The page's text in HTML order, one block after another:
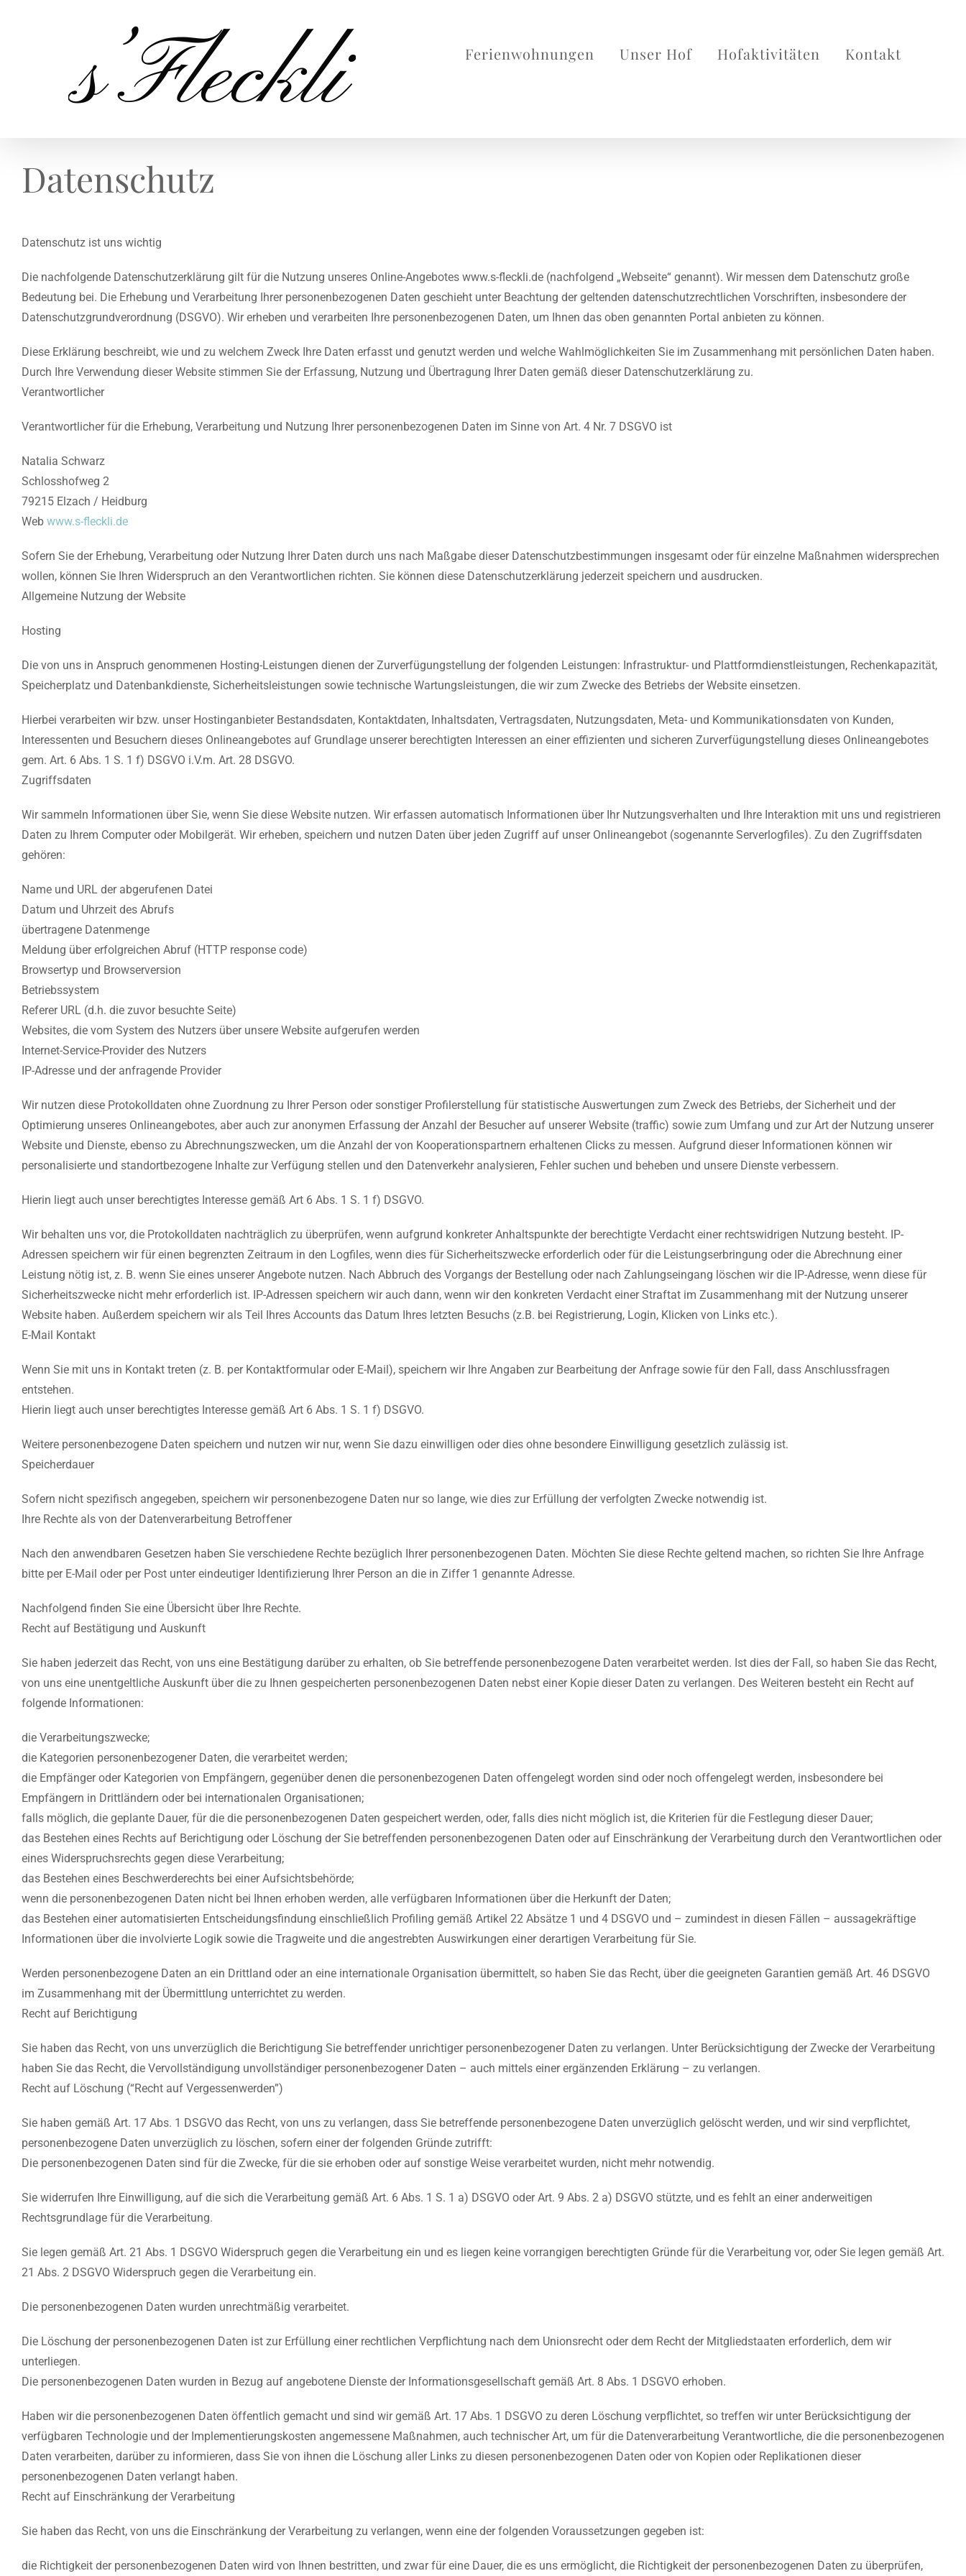
Ferienwohnungen Unser Hof Hofaktivitäten Kontakt
Datenschutz
Datenschutz ist uns wichtig
Die nachfolgende Datenschutzerklärung gilt für die Nutzung unseres Online-Angebotes www.s-fleckli.de (nachfolgend „Webseite“ genannt). Wir messen dem Datenschutz große
Bedeutung bei. Die Erhebung und Verarbeitung Ihrer personenbezogenen Daten geschieht unter Beachtung der geltenden datenschutzrechtlichen Vorschriften, insbesondere der
Datenschutzgrundverordnung (DSGVO). Wir erheben und verarbeiten Ihre personenbezogenen Daten, um Ihnen das oben genannten Portal anbieten zu können.
Diese Erklärung beschreibt, wie und zu welchem Zweck Ihre Daten erfasst und genutzt werden und welche Wahlmöglichkeiten Sie im Zusammenhang mit persönlichen Daten haben.
Durch Ihre Verwendung dieser Website stimmen Sie der Erfassung, Nutzung und Übertragung Ihrer Daten gemäß dieser Datenschutzerklärung zu.
Verantwortlicher
Verantwortlicher für die Erhebung, Verarbeitung und Nutzung Ihrer personenbezogenen Daten im Sinne von Art. 4 Nr. 7 DSGVO ist
Natalia Schwarz
Schlosshofweg 2
79215 Elzach / Heidburg
Web www.s-fleckli.de
Sofern Sie der Erhebung, Verarbeitung oder Nutzung Ihrer Daten durch uns nach Maßgabe dieser Datenschutzbestimmungen insgesamt oder für einzelne Maßnahmen widersprechen
wollen, können Sie Ihren Widerspruch an den Verantwortlichen richten. Sie können diese Datenschutzerklärung jederzeit speichern und ausdrucken.
Allgemeine Nutzung der Website
Hosting
Die von uns in Anspruch genommenen Hosting-Leistungen dienen der Zurverfügungstellung der folgenden Leistungen: Infrastruktur- und Plattformdienstleistungen, Rechenkapazität,
Speicherplatz und Datenbankdienste, Sicherheitsleistungen sowie technische Wartungsleistungen, die wir zum Zwecke des Betriebs der Website einsetzen.
Hierbei verarbeiten wir bzw. unser Hostinganbieter Bestandsdaten, Kontaktdaten, Inhaltsdaten, Vertragsdaten, Nutzungsdaten, Meta- und Kommunikationsdaten von Kunden,
Interessenten und Besuchern dieses Onlineangebotes auf Grundlage unserer berechtigten Interessen an einer effizienten und sicheren Zurverfügungstellung dieses Onlineangebotes
gem. Art. 6 Abs. 1 S. 1 f) DSGVO i.V.m. Art. 28 DSGVO.
Zugriffsdaten
Wir sammeln Informationen über Sie, wenn Sie diese Website nutzen. Wir erfassen automatisch Informationen über Ihr Nutzungsverhalten und Ihre Interaktion mit uns und registrieren
Daten zu Ihrem Computer oder Mobilgerät. Wir erheben, speichern und nutzen Daten über jeden Zugriff auf unser Onlineangebot (sogenannte Serverlogfiles). Zu den Zugriffsdaten
gehören:
Name und URL der abgerufenen Datei
Datum und Uhrzeit des Abrufs
übertragene Datenmenge
Meldung über erfolgreichen Abruf (HTTP response code)
Browsertyp und Browserversion
Betriebssystem
Referer URL (d.h. die zuvor besuchte Seite)
Websites, die vom System des Nutzers über unsere Website aufgerufen werden
Internet-Service-Provider des Nutzers
IP-Adresse und der anfragende Provider
Wir nutzen diese Protokolldaten ohne Zuordnung zu Ihrer Person oder sonstiger Profilerstellung für statistische Auswertungen zum Zweck des Betriebs, der Sicherheit und der
Optimierung unseres Onlineangebotes, aber auch zur anonymen Erfassung der Anzahl der Besucher auf unserer Website (traffic) sowie zum Umfang und zur Art der Nutzung unserer
Website und Dienste, ebenso zu Abrechnungszwecken, um die Anzahl der von Kooperationspartnern erhaltenen Clicks zu messen. Aufgrund dieser Informationen können wir
personalisierte und standortbezogene Inhalte zur Verfügung stellen und den Datenverkehr analysieren, Fehler suchen und beheben und unsere Dienste verbessern.
Hierin liegt auch unser berechtigtes Interesse gemäß Art 6 Abs. 1 S. 1 f) DSGVO.
Wir behalten uns vor, die Protokolldaten nachträglich zu überprüfen, wenn aufgrund konkreter Anhaltspunkte der berechtigte Verdacht einer rechtswidrigen Nutzung besteht. IP-
Adressen speichern wir für einen begrenzten Zeitraum in den Logfiles, wenn dies für Sicherheitszwecke erforderlich oder für die Leistungserbringung oder die Abrechnung einer
Leistung nötig ist, z. B. wenn Sie eines unserer Angebote nutzen. Nach Abbruch des Vorgangs der Bestellung oder nach Zahlungseingang löschen wir die IP-Adresse, wenn diese für
Sicherheitszwecke nicht mehr erforderlich ist. IP-Adressen speichern wir auch dann, wenn wir den konkreten Verdacht einer Straftat im Zusammenhang mit der Nutzung unserer
Website haben. Außerdem speichern wir als Teil Ihres Accounts das Datum Ihres letzten Besuchs (z.B. bei Registrierung, Login, Klicken von Links etc.).
E-Mail Kontakt
Wenn Sie mit uns in Kontakt treten (z. B. per Kontaktformular oder E-Mail), speichern wir Ihre Angaben zur Bearbeitung der Anfrage sowie für den Fall, dass Anschlussfragen
entstehen.
Hierin liegt auch unser berechtigtes Interesse gemäß Art 6 Abs. 1 S. 1 f) DSGVO.
Weitere personenbezogene Daten speichern und nutzen wir nur, wenn Sie dazu einwilligen oder dies ohne besondere Einwilligung gesetzlich zulässig ist.
Speicherdauer
Sofern nicht spezifisch angegeben, speichern wir personenbezogene Daten nur so lange, wie dies zur Erfüllung der verfolgten Zwecke notwendig ist.
Ihre Rechte als von der Datenverarbeitung Betroffener
Nach den anwendbaren Gesetzen haben Sie verschiedene Rechte bezüglich Ihrer personenbezogenen Daten. Möchten Sie diese Rechte geltend machen, so richten Sie Ihre Anfrage
bitte per E-Mail oder per Post unter eindeutiger Identifizierung Ihrer Person an die in Ziffer 1 genannte Adresse.
Nachfolgend finden Sie eine Übersicht über Ihre Rechte.
Recht auf Bestätigung und Auskunft
Sie haben jederzeit das Recht, von uns eine Bestätigung darüber zu erhalten, ob Sie betreffende personenbezogene Daten verarbeitet werden. Ist dies der Fall, so haben Sie das Recht,
von uns eine unentgeltliche Auskunft über die zu Ihnen gespeicherten personenbezogenen Daten nebst einer Kopie dieser Daten zu verlangen. Des Weiteren besteht ein Recht auf
folgende Informationen:
die Verarbeitungszwecke;
die Kategorien personenbezogener Daten, die verarbeitet werden;
die Empfänger oder Kategorien von Empfängern, gegenüber denen die personenbezogenen Daten offengelegt worden sind oder noch offengelegt werden, insbesondere bei
Empfängern in Drittländern oder bei internationalen Organisationen;
falls möglich, die geplante Dauer, für die die personenbezogenen Daten gespeichert werden, oder, falls dies nicht möglich ist, die Kriterien für die Festlegung dieser Dauer;
das Bestehen eines Rechts auf Berichtigung oder Löschung der Sie betreffenden personenbezogenen Daten oder auf Einschränkung der Verarbeitung durch den Verantwortlichen oder
eines Widerspruchsrechts gegen diese Verarbeitung;
das Bestehen eines Beschwerderechts bei einer Aufsichtsbehörde;
wenn die personenbezogenen Daten nicht bei Ihnen erhoben werden, alle verfügbaren Informationen über die Herkunft der Daten;
das Bestehen einer automatisierten Entscheidungsfindung einschließlich Profiling gemäß Artikel 22 Absätze 1 und 4 DSGVO und – zumindest in diesen Fällen – aussagekräftige
Informationen über die involvierte Logik sowie die Tragweite und die angestrebten Auswirkungen einer derartigen Verarbeitung für Sie.
Werden personenbezogene Daten an ein Drittland oder an eine internationale Organisation übermittelt, so haben Sie das Recht, über die geeigneten Garantien gemäß Art. 46 DSGVO
im Zusammenhang mit der Übermittlung unterrichtet zu werden.
Recht auf Berichtigung
Sie haben das Recht, von uns unverzüglich die Berichtigung Sie betreffender unrichtiger personenbezogener Daten zu verlangen. Unter Berücksichtigung der Zwecke der Verarbeitung
haben Sie das Recht, die Vervollständigung unvollständiger personenbezogener Daten – auch mittels einer ergänzenden Erklärung – zu verlangen.
Recht auf Löschung (“Recht auf Vergessenwerden”)
Sie haben gemäß Art. 17 Abs. 1 DSGVO das Recht, von uns zu verlangen, dass Sie betreffende personenbezogene Daten unverzüglich gelöscht werden, und wir sind verpflichtet,
personenbezogene Daten unverzüglich zu löschen, sofern einer der folgenden Gründe zutrifft:
Die personenbezogenen Daten sind für die Zwecke, für die sie erhoben oder auf sonstige Weise verarbeitet wurden, nicht mehr notwendig.
Sie widerrufen Ihre Einwilligung, auf die sich die Verarbeitung gemäß Art. 6 Abs. 1 S. 1 a) DSGVO oder Art. 9 Abs. 2 a) DSGVO stützte, und es fehlt an einer anderweitigen
Rechtsgrundlage für die Verarbeitung.
Sie legen gemäß Art. 21 Abs. 1 DSGVO Widerspruch gegen die Verarbeitung ein und es liegen keine vorrangigen berechtigten Gründe für die Verarbeitung vor, oder Sie legen gemäß Art.
21 Abs. 2 DSGVO Widerspruch gegen die Verarbeitung ein.
Die personenbezogenen Daten wurden unrechtmäßig verarbeitet.
Die Löschung der personenbezogenen Daten ist zur Erfüllung einer rechtlichen Verpflichtung nach dem Unionsrecht oder dem Recht der Mitgliedstaaten erforderlich, dem wir
unterliegen.
Die personenbezogenen Daten wurden in Bezug auf angebotene Dienste der Informationsgesellschaft gemäß Art. 8 Abs. 1 DSGVO erhoben.
Haben wir die personenbezogenen Daten öffentlich gemacht und sind wir gemäß Art. 17 Abs. 1 DSGVO zu deren Löschung verpflichtet, so treffen wir unter Berücksichtigung der
verfügbaren Technologie und der Implementierungskosten angemessene Maßnahmen, auch technischer Art, um für die Datenverarbeitung Verantwortliche, die die personenbezogenen
Daten verarbeiten, darüber zu informieren, dass Sie von ihnen die Löschung aller Links zu diesen personenbezogenen Daten oder von Kopien oder Replikationen dieser
personenbezogenen Daten verlangt haben.
Recht auf Einschränkung der Verarbeitung
Sie haben das Recht, von uns die Einschränkung der Verarbeitung zu verlangen, wenn eine der folgenden Voraussetzungen gegeben ist:
die Richtigkeit der personenbezogenen Daten wird von Ihnen bestritten, und zwar für eine Dauer, die es uns ermöglicht, die Richtigkeit der personenbezogenen Daten zu überprüfen,